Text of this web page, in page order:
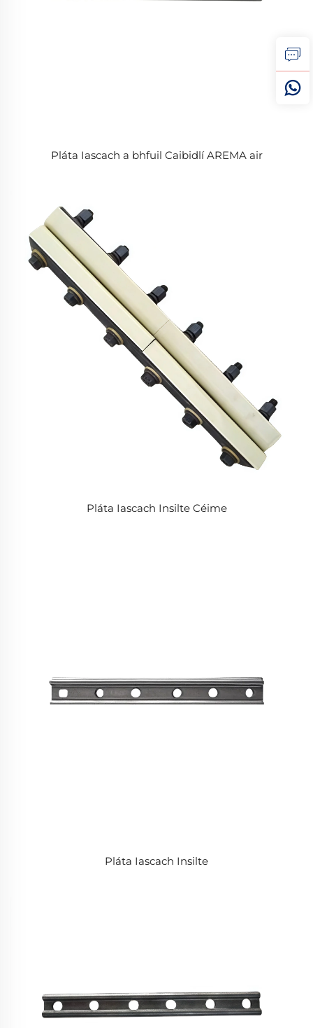
Pláta Iascach a bhfuil Caibidlí AREMA air
Pláta Iascach Insilte Céime
Pláta Iascach Insilte